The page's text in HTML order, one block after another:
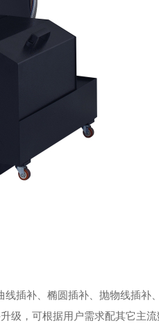
插补、椭圆插补、抛物线插补
级，可根据用户需求配其它主流